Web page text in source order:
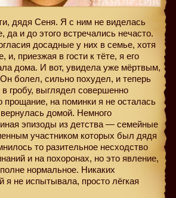
дядя Сеня. Я с ним не виделась
да и до этого встречались нечасто.
досадные у них в семье, хотя
приезжая в гости к тёте, я его
дома. И вот, увидела уже мёртвым,
болел, сильно похудел, и теперь
гробу, выглядел совершенно
на поминки я не осталась
домой. Немного
эпизоды из детства — семейные
участником которых был дядя
то разительное несходство
и на похоронах, но это явление,
нормальное. Никаких
я не испытывала, просто лёгкая